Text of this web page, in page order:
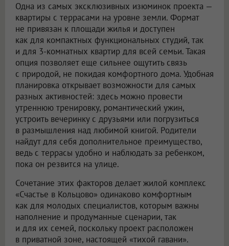
Одна из самых эксклюзивных изюминок проекта —
квартиры с террасами на уровне земли. Формат
не привязан к площади жилья и доступен
как для компактных функциональных студий, так
и для 3-комнатных квартир для всей семьи. Такая
опция позволяет еще сильнее ощутить связь
с природой, не покидая комфортного дома. Удобная
планировка открывает возможности для самых
разных активностей: здесь можно провести
утреннюю тренировку, романтический ужин,
устроить вечеринку с друзьями или погрузиться
в размышления над любимой книгой. Родители
найдут для себя дополнительное преимущество,
ведь с террасы удобно и наблюдать за ребенком,
пока он резвится на улице.
Сочетание этих факторов делает жилой комплекс
«Счастье в Кольцово» одинаково комфортным
как для молодых специалистов, которым важны
наполнение и продуманные сценарии, так
и для их семей, поскольку проект расположен
в приватной зоне, настоящей «тихой гавани».